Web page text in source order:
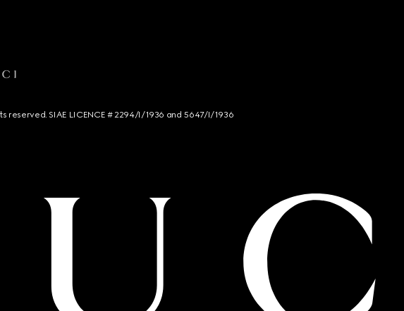
reserved. SIAE LICENCE # 2294/I/1936 and 5647/I/1936